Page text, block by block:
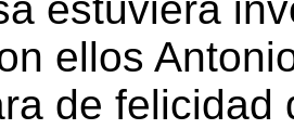
estuviera
ellos
de felicidad